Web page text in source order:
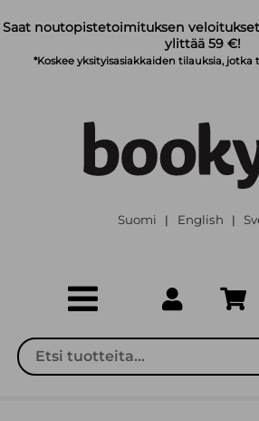
Saat noutopistetoimituksen
ylittää 59 €!
*Koskee yksityisasiakkaiden tilauksia,
Suomi | English |